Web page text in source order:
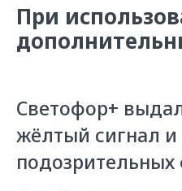
При
Светофор+
жёлтый сигнал
подозрительных
СКАЧАТЬ ЧЕК-ЛИСТ